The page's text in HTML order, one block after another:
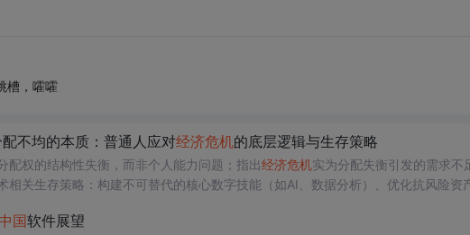
槽，嚯嚯
不均的本质：普通人应对经济危机的底层逻辑与生存策略
权的结构性失衡，而非个人能力问题；指出经济危机实为分配失衡引发的需求不
关生存策略：构建不可替代的核心数字技能（如AI、数据分析）、优化抗风险资
中国软件展望